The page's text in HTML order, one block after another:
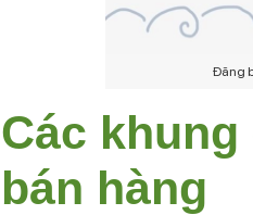
Đăng
Các
bán hàng